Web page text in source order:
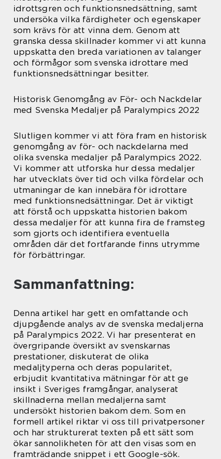
idrottsgren och funktionsnedsättning, samt
undersöka vilka färdigheter och egenskaper
som krävs för att vinna dem. Genom att
granska dessa skillnader kommer vi att kunna
uppskatta den breda variationen av talanger
och förmågor som svenska idrottare med
funktionsnedsättningar besitter.
Historisk Genomgång av För- och Nackdelar
med Svenska Medaljer på Paralympics 2022
Slutligen kommer vi att föra fram en historisk
genomgång av för- och nackdelarna med
olika svenska medaljer på Paralympics 2022.
Vi kommer att utforska hur dessa medaljer
har utvecklats över tid och vilka fördelar och
utmaningar de kan innebära för idrottare
med funktionsnedsättningar. Det är viktigt
att förstå och uppskatta historien bakom
dessa medaljer för att kunna fira de framsteg
som gjorts och identifiera eventuella
områden där det fortfarande finns utrymme
för förbättringar.
Sammanfattning:
Denna artikel har gett en omfattande och
djupgående analys av de svenska medaljerna
på Paralympics 2022. Vi har presenterat en
övergripande översikt av svenskarnas
prestationer, diskuterat de olika
medaljtyperna och deras popularitet,
erbjudit kvantitativa mätningar för att ge
insikt i Sveriges framgångar, analyserat
skillnaderna mellan medaljerna samt
undersökt historien bakom dem. Som en
formell artikel riktar vi oss till privatpersoner
och har strukturerat texten på ett sätt som
ökar sannolikheten för att den visas som en
framträdande snippet i ett Google-sök.